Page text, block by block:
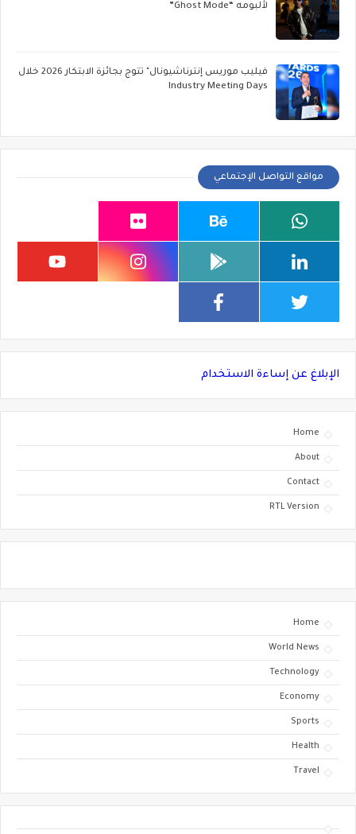
لألبومه “Ghost Mode”
فيليب موريس إنترناشيونال" تتوج بجائزة الابتكار 2026 خلال
Industry Meeting Days
مواقع التواصل الإجتماعي
الإبلاغ عن إساءة الاستخدام
Home
About
Contact
RTL Version
Home
World News
Technology
Economy
Sports
Health
Travel